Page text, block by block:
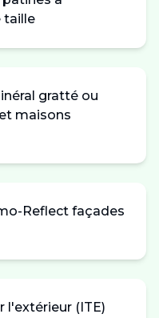
taille
gratté ou
maisons
Reflect façades
l'extérieur (ITE)